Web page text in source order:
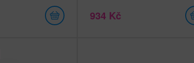
934 Kč